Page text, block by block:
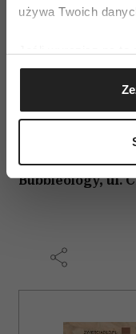
używa Twoich
Gromadzić
geograficznej z
(fingerprinting,
dane są
Wykorzystujemy
i reklam, aby
korzystasz z naszej
odwiedzających
w Wielkiej
przyczynił się
tożsamości
Brytanii i innych
Bubbleology,ul.